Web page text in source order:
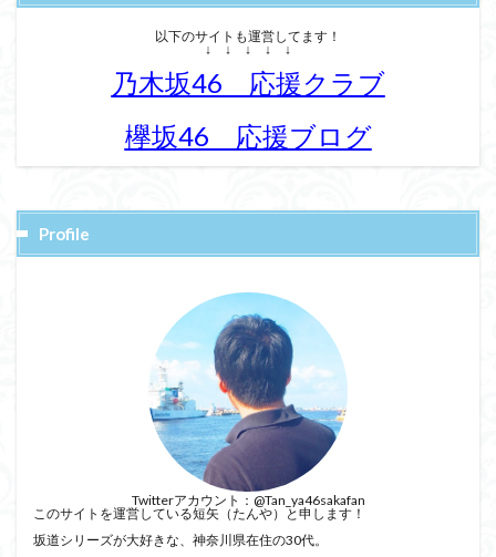
以下のサイトも運営してます！
↓ ↓ ↓ ↓ ↓
乃木坂46 応援クラブ
欅坂46 応援ブログ
Profile
Twitterアカウント： @Tan_ya46sakafan
このサイトを運営している短矢（たんや）と申します！
坂道シリーズが大好きな、神奈川県在住の30代。